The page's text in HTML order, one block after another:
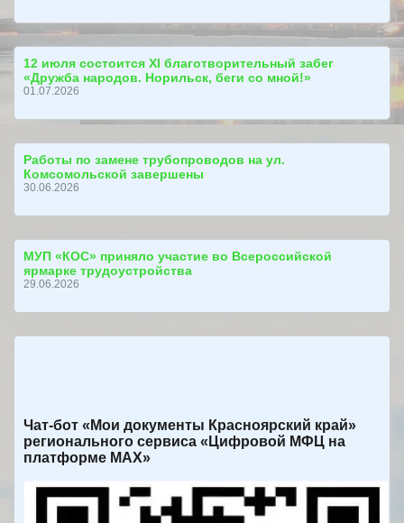
12 июля состоится ХI благотворительный забег
«Дружба народов. Норильск, беги со мной!»
01.07.2026
Работы по замене трубопроводов на ул.
Комсомольской завершены
30.06.2026
МУП «КОС» приняло участие во Всероссийской
ярмарке трудоустройства
29.06.2026
Чат-бот «Мои документы Красноярский край»
регионального сервиса «Цифровой МФЦ на
платформе МАХ»